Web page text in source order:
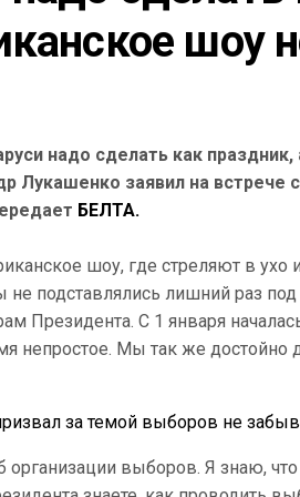
шоу
надо сделать как
Лукашенко заявил на встрече
БЕЛТА.
шоу, где стреляют в ухо
подставлялись лишний раз под
С 1 января
непростое. Мы так же достойно
за темой выборов не
организации выборов. Я знаю,